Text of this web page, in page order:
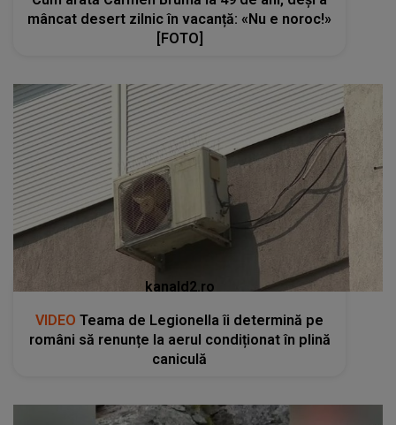
mâncat desert zilnic în vacanță: «Nu e noroc!»
[FOTO]
kanald2.ro
VIDEO Teama de Legionella îi determină pe
români să renunțe la aerul condiționat în plină
caniculă